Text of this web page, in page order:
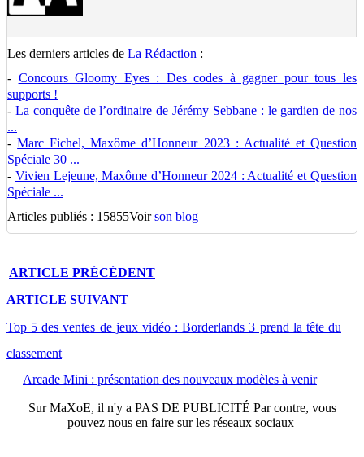
Les derniers articles de La Rédaction :
- Concours Gloomy Eyes : Des codes à gagner pour tous les
supports !
- La conquête de l’ordinaire de Jérémy Sebbane : le gardien de nos
...
-Marc Fichel, Maxôme d’Honneur 2023 : Actualité et Question
Spéciale 30 ...
- Vivien Lejeune, Maxôme d’Honneur 2024 : Actualité et Question
Spéciale ...
Articles publiés : 15855Voirson blog
ARTICLE PRÉCÉDENT
ARTICLE SUIVANT
Top 5 des ventes de jeux vidéo : Borderlands 3 prend la tête du
classement
Arcade Mini : présentation des nouveaux modèles à venir
SurMaXoE, il n'y a PAS DE PUBLICITÉ Par contre, vous
pouvez nous en faire sur les réseaux sociaux